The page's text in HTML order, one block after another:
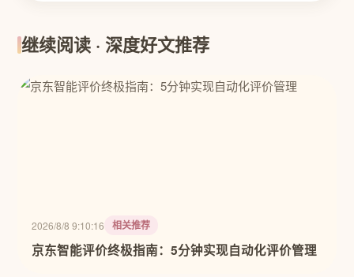
继续阅读 · 深度好文推荐
2026/8/8 9:10:16 相关推荐
京东智能评价终极指南：5分钟实现自动化评价管理